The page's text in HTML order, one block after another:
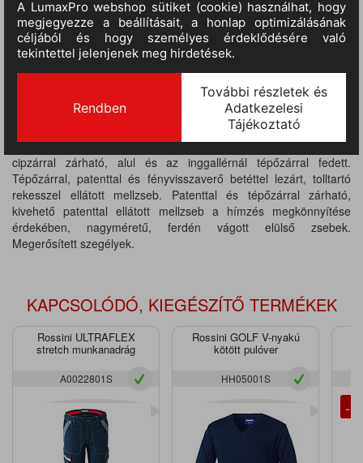
TERMÉKINFORMÁCIÓ
g/m2. Minden évszakban használható munkadzseki rugalmas
(stretch) anyagból, fényvisszaverő szegéllyel a hátsó részen.
Megerősített könyökvarratok, alul tépőzárral állítható
mandzsetták, dupla oldalsó rugalmas derékrész. Középen
cipzárral zárható, alul és az inggallérnál tépőzárral fedett.
Tépőzárral, patenttal és fényvisszaverő betéttel lezárt, tolltartó
rekesszel ellátott mellzseb. Patenttal és tépőzárral zárható,
kivehető patenttal ellátott mellzseb a hímzés megkönnyítése
érdekében, nagyméretű, ferdén vágott elülső zsebek.
Megerősített szegélyek.
KAPCSOLÓDÓ, KIEGÉSZÍTŐ TERMÉKEK
Rossini ULTRAFLEX
stretch munkanadrág
A0022801S
Rossini GOLF V-nyakú
kötött pulóver
HH05001S
-